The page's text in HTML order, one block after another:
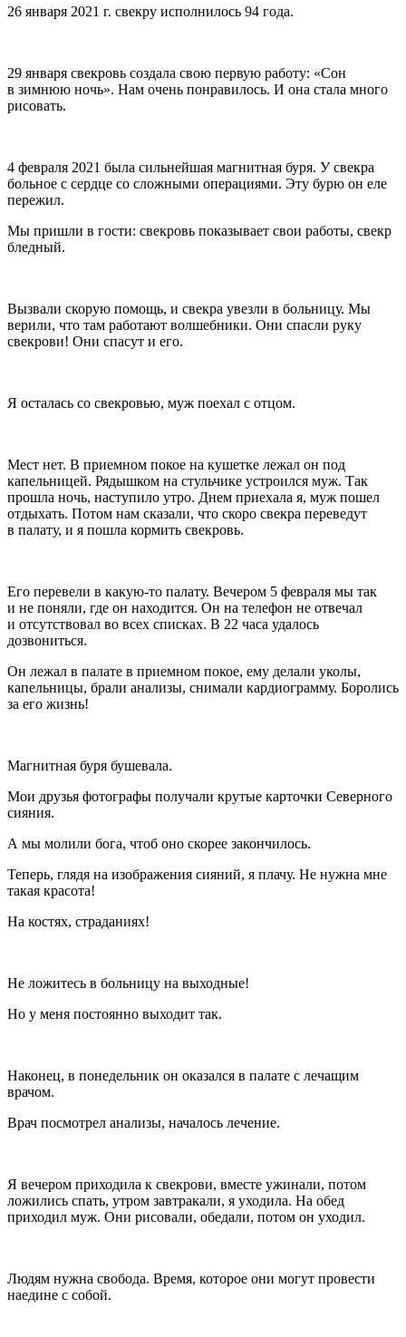
26 января 2021 г. свекру исполнилось 94 года.
29 января свекровь создала свою первую работу: «Сон
в зимнюю ночь». Нам очень понравилось. И она стала много
рисовать.
4 февраля 2021 была сильнейшая магнитная буря. У свекра
больное с сердце со сложными операциями. Эту бурю он еле
пережил.
Мы пришли в гости: свекровь показывает свои работы, свекр
бледный.
Вызвали скорую помощь, и свекра увезли в больницу. Мы
верили, что там работают волшебники. Они спасли руку
свекрови! Они спасут и его.
Я осталась со свекровью, муж поехал с отцом.
Мест нет. В приемном покое на кушетке лежал он под
капельницей. Рядышком на стульчике устроился муж. Так
прошла ночь, наступило утро. Днем приехала я, муж пошел
отдыхать. Потом нам сказали, что скоро свекра переведут
в палату, и я пошла кормить свекровь.
Его перевели в какую-то палату. Вечером 5 февраля мы так
и не поняли, где он находится. Он на телефон не отвечал
и отсутствовал во всех списках. В 22 часа удалось
дозвониться.
Он лежал в палате в приемном покое, ему делали уколы,
капельницы, брали анализы, снимали кардиограмму. Боролись
за его жизнь!
Магнитная буря бушевала.
Мои друзья фотографы получали крутые карточки Северного
сияния.
А мы молили бога, чтоб оно скорее закончилось.
Теперь, глядя на изображения сияний, я плачу. Не нужна мне
такая красота!
На костях, страданиях!
Не ложитесь в больницу на выходные!
Но у меня постоянно выходит так.
Наконец, в понедельник он оказался в палате с лечащим
врачом.
Врач посмотрел анализы, началось лечение.
Я вечером приходила к свекрови, вместе ужинали, потом
ложились спать, утром завтракали, я уходила. На обед
приходил муж. Они рисовали, обедали, потом он уходил.
Людям нужна свобода. Время, которое они могут провести
наедине с собой.